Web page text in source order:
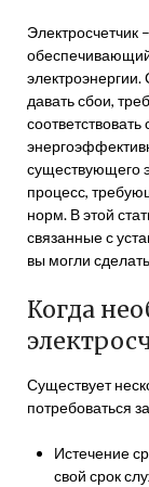
Электросчетчик
давать сбои,
существующего
процесс,
норм. В этой
связанные с
вы могли
Когда
Существует
потребоваться
Истечение
свой срок